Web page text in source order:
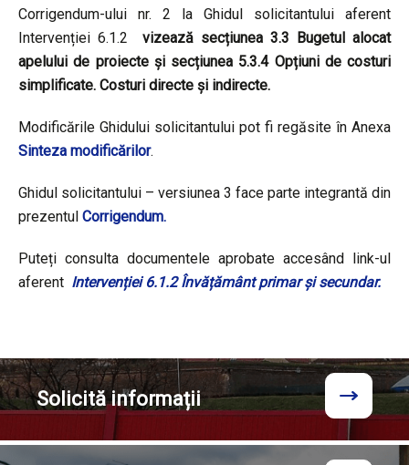
Corrigendum-ului nr. 2 la Ghidul solicitantului aferent
Intervenției 6.1.2 vizează secțiunea 3.3 Bugetul alocat
apelului de proiecte și secțiunea 5.3.4 Opțiuni de costuri
simplificate. Costuri directe și indirecte.
Modificările Ghidului solicitantului pot fi regăsite în Anexa
Sinteza modificărilor.
Ghidul solicitantului – versiunea 3 face parte integrantă din
prezentul Corrigendum.
Puteți consulta documentele aprobate accesând link-ul
aferent Intervenției 6.1.2 Învățământ primar și secundar.
Solicităinformații